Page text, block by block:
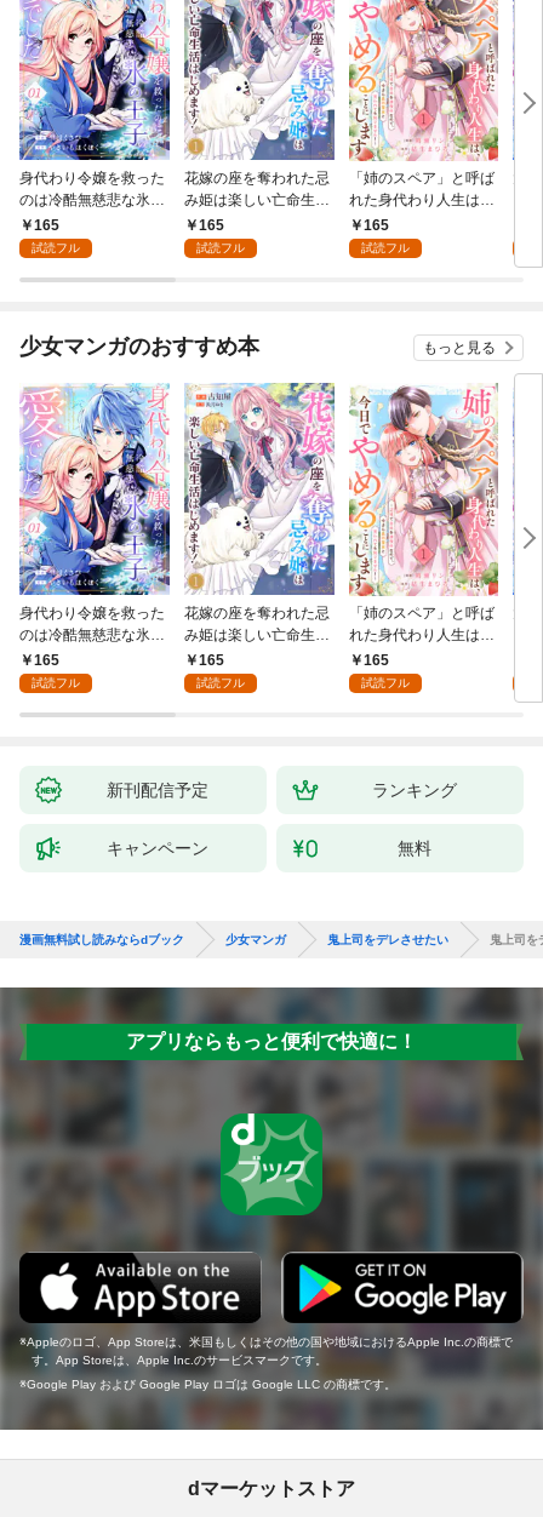
身代わり令嬢を救った
のは冷酷無慈悲な氷の
王子の愛でした１
165
試読フル
花嫁の座を奪われた忌
み姫は楽しい亡命生活
はじめます！１
165
試読フル
「姉のスペア」と呼ば
れた身代わり人生は、
今日でやめることにし
ます～辺境で自由を満
165
試読フル
少女マンガのおすすめ本 もっと見る
身代わり令嬢を救った
のは冷酷無慈悲な氷の
王子の愛でした１
165
試読フル
花嫁の座を奪われた忌
み姫は楽しい亡命生活
はじめます！１
165
試読フル
「姉のスペア」と呼ば
れた身代わり人生は、
今日でやめることにし
ます～辺境で自由を満
165
試読フル
新刊配信予定 ランキング
キャンペーン 無料
漫画無料試し読みならdブック 少女マンガ 鬼上司をデレさせたい 鬼上司を
アプリならもっと便利で快適に！
Appleのロゴ、App Storeは、米国もしくはその他の国や地域におけるApple Inc.の商標で
す。App Storeは、Apple Inc.のサービスマークです。
Google Play および Google Play ロゴは Google LLC の商標です。
dマーケットストア